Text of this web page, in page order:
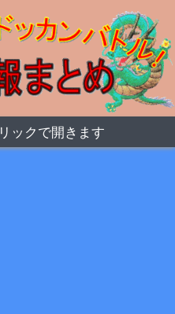
ックで開きます